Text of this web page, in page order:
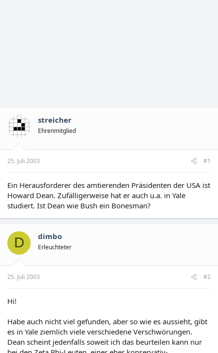
streicher
Ehrenmitglied
25. Juli 2003 #1
Ein Herausforderer des amtierenden Präsidenten der USA ist
Howard Dean. Zufälligerweise hat er auch u.a. in Yale
studiert. Ist Dean wie Bush ein Bonesman?
D dimbo
Erleuchteter
25. Juli 2003 #2
Hi!
Habe auch nicht viel gefunden, aber so wie es aussieht, gibt
es in Yale ziemlich viele verschiedene Verschwörungen.
Dean scheint jedenfalls soweit ich das beurteilen kann nur